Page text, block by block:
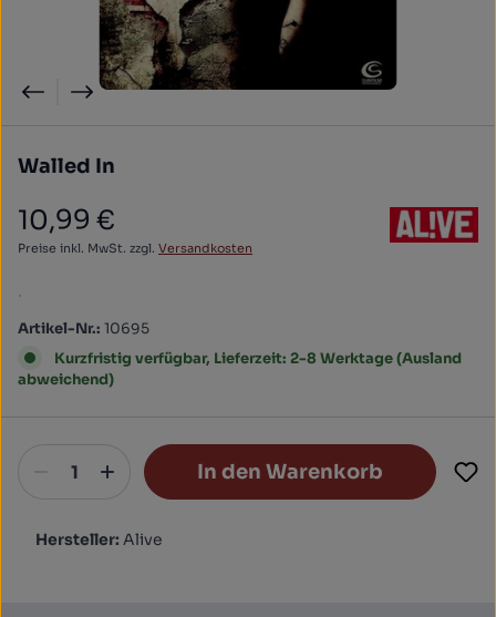
Walled In
Regulärer Preis:
10,99 €
Preise inkl. MwSt. zzgl. Versandkosten
.
Artikel-Nr.: 10695
Kurzfristig verfügbar, Lieferzeit: 2-8 Werktage (Ausland
abweichend)
In den Warenkorb
Hersteller: Alive